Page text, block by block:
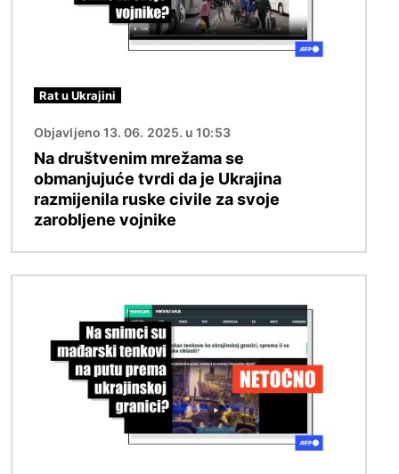
Rat u Ukrajini
Objavljeno 13. 06. 2025. u 10:53
Na društvenim mrežama se
obmanjujuće tvrdi da je Ukrajina
razmijenila ruske civile za svoje
zarobljene vojnike